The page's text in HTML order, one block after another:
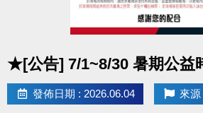
★[公告] 7/1~8/30 暑期公益
發佈日期 : 2026.06.04 來